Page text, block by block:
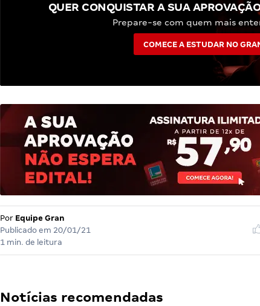
QUER CONQUISTAR A SUA
Prepare-se com quem mais
COMECE A ESTUDAR NO
Por Equipe Gran
Publicado em 20/01/21
1 min. de leitura
Notícias recomendadas